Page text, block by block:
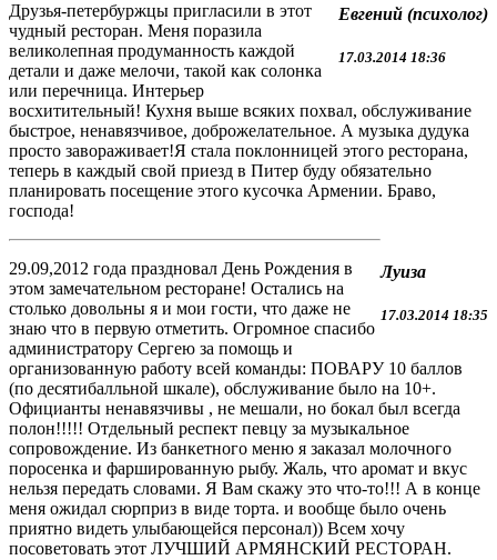
Евгений (психолог)
17.03.2014 18:36
Друзья-петербуржцы пригласили в этот
чудный ресторан. Меня поразила
великолепная продуманность каждой
детали и даже мелочи, такой как солонка
или перечница. Интерьер
восхитительный! Кухня выше всяких похвал, обслуживание
быстрое, ненавязчивое, доброжелательное. А музыка дудука
просто завораживает!Я стала поклонницей этого ресторана,
теперь в каждый свой приезд в Питер буду обязательно
планировать посещение этого кусочка Армении. Браво,
господа!
Луиза
17.03.2014 18:35
29.09,2012 года праздновал День Рождения в
этом замечательном ресторане! Остались на
столько довольны я и мои гости, что даже не
знаю что в первую отметить. Огромное спасибо
администратору Сергею за помощь и
организованную работу всей команды: ПОВАРУ 10 баллов
(по десятибалльной шкале), обслуживание было на 10+.
Официанты ненавязчивы , не мешали, но бокал был всегда
полон!!!!! Отдельный респект певцу за музыкальное
сопровождение. Из банкетного меню я заказал молочного
поросенка и фаршированную рыбу. Жаль, что аромат и вкус
нельзя передать словами. Я Вам скажу это что-то!!! А в конце
меня ожидал сюрприз в виде торта. и вообще было очень
приятно видеть улыбающейся персонал)) Всем хочу
посоветовать этот ЛУЧШИЙ АРМЯНСКИЙ РЕСТОРАН.